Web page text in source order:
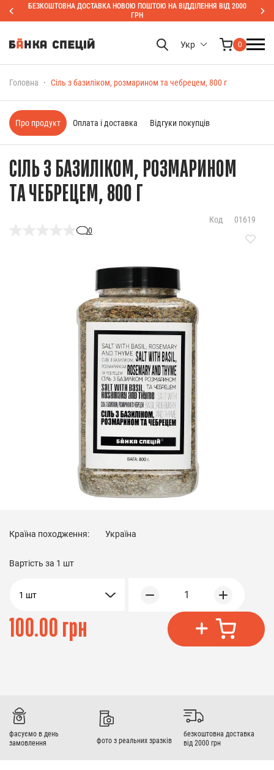
БЕЗКОШТОВНА ДОСТАВКА НОВОЮ ПОШТОЮ НА ВІДДІЛЕННЯ ВІД 2000
ГРН
Укр 0
Головна Сіль з базиліком, розмарином та чебрецем, 800 г
СІЛЬ З БАЗИЛІКОМ, РОЗМАРИНОМ
ТА ЧЕБРЕЦЕМ, 800 Г
0
Код 01619
Країна походження: Україна
Вартість за 1 шт
1 шт 1
100.00 грн
Про продукт Оплата і доставка Відгуки покупців
фасуємо в день
замовлення
фото з реальних зразків
безкоштовна доставка
від 2000 грн